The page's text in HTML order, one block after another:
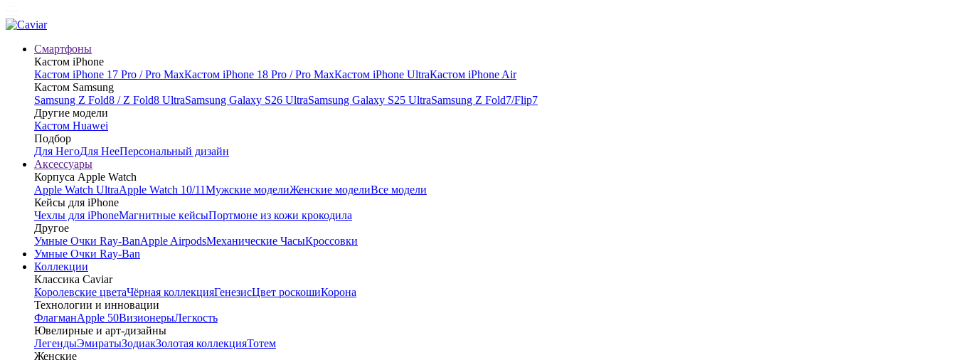
Смартфоны
Кастом iPhone
Кастом iPhone 17 Pro / Pro MaxКастом iPhone 18 Pro / Pro MaxКастом iPhone UltraКастом iPhone Air
Кастом Samsung
Samsung Z Fold8 / Z Fold8 UltraSamsung Galaxy S26 UltraSamsung Galaxy S25 UltraSamsung Z Fold7/Flip7
Другие модели
Кастом Huawei
Подбор
Для НегоДля НееПерсональный дизайн
Аксессуары
Корпуса Apple Watch
Apple Watch UltraApple Watch 10/11Мужские моделиЖенские моделиВсе модели
Кейсы для iPhone
Чехлы для iPhoneМагнитные кейсыПортмоне из кожи крокодила
Другое
Умные Очки Ray-BanApple AirpodsМеханические ЧасыКроссовки
Умные Очки Ray-Ban
Коллекции
Классика Caviar
Королевские цветаЧёрная коллекцияГенезисЦвет роскошиКорона
Технологии и инновации
ФлагманApple 50ВизионерыЛегкость
Ювелирные и арт-дизайны
ЛегендыЭмиратыЗодиакЗолотая коллекцияТотем
Женские